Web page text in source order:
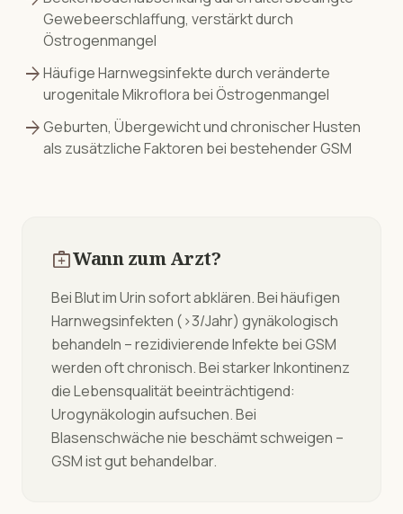
Gewebeerschlaffung, verstärkt durch
Östrogenmangel
arrow_forwardHäufige Harnwegsinfekte durch veränderte
urogenitale Mikroflora bei Östrogenmangel
arrow_forwardGeburten, Übergewicht und chronischer Husten
als zusätzliche Faktoren bei bestehender GSM
medical_servicesWann zum Arzt?
Bei Blut im Urin sofort abklären. Bei häufigen
Harnwegsinfekten (>3/Jahr) gynäkologisch
behandeln – rezidivierende Infekte bei GSM
werden oft chronisch. Bei starker Inkontinenz
die Lebensqualität beeinträchtigend:
Urogynäkologin aufsuchen. Bei
Blasenschwäche nie beschämt schweigen –
GSM ist gut behandelbar.